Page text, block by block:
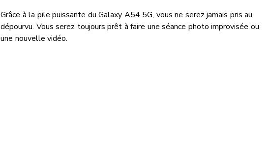
Grâce à la pile puissante du Galaxy A54 5G, vous ne serez jamais pris au
dépourvu. Vous serez toujours prêt à faire une séance photo improvisée ou
une nouvelle vidéo.